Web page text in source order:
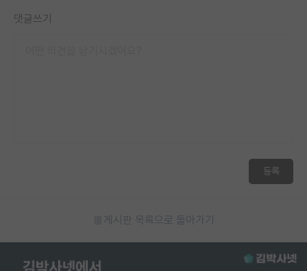
댓글쓰기
등록
게시판 목록으로 돌아가기